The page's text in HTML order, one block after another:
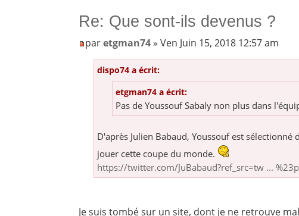
Re: Que sont-ils devenus ?
paretgman74» Ven Juin 15, 2018 12:57 am
dispo74 a écrit:
etgman74 a écrit:
Pas de Youssouf Sabaly non plus dans
D'après Julien Babaud, Youssouf est sélectionné
jouer cette coupe du monde.
https://twitter.com/JuBabaud?ref_src=tw ...
Je suis tombé sur un site, dont je ne retrouve